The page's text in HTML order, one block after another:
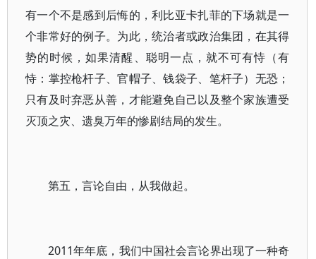
有一个不是感到后悔的，利比亚卡扎菲的下场就是一
个非常好的例子。为此，统治者或政治集团，在其得
势的时候，如果清醒、聪明一点，就不可有恃（有
恃：掌控枪杆子、官帽子、钱袋子、笔杆子）无恐；
只有及时弃恶从善，才能避免自己以及整个家族遭受
灭顶之灾、遗臭万年的惨剧结局的发生。
第五，言论自由，从我做起。
2011年年底，我们中国社会言论界出现了一种奇